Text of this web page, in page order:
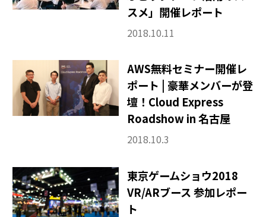
スメ」開催レポート
2018.10.11
AWS無料セミナー開催レ
ポート | 豪華メンバーが登
壇！Cloud Express
Roadshow in 名古屋
2018.10.3
東京ゲームショウ2018
VR/ARブース 参加レポー
ト